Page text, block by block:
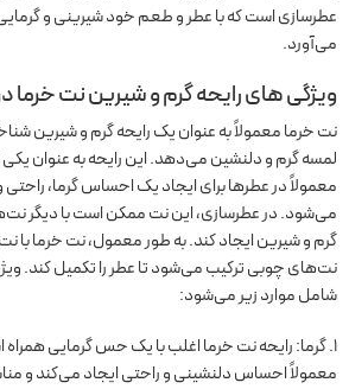
عطرسازی است که با عطر و طعم خود شیرینی و
می‌آورد.
ویژگی های رایحه گرم و شیرین نت خرما
نت خرما معمولاً به عنوان یک رایحه گرم و شیرین
لمسه گرم و دلنشین می‌دهد. این رایحه به عنوان
معمولاً در عطرها برای ایجاد یک احساس گرما، راحتی
می‌شود. در عطرسازی، این نت ممکن است با دیگر
گرم و شیرین ایجاد کند. به طور معمول، نت خرما با
نت‌های چوبی ترکیب می‌شود تا عطر را تکمیل کند.
شامل موارد زیر می‌شود:
گرما: رایحه نت خرما اغلب با یک حس گرمایی همراه
معمولاً احساس دلنشینی و راحتی ایجاد می‌کند و